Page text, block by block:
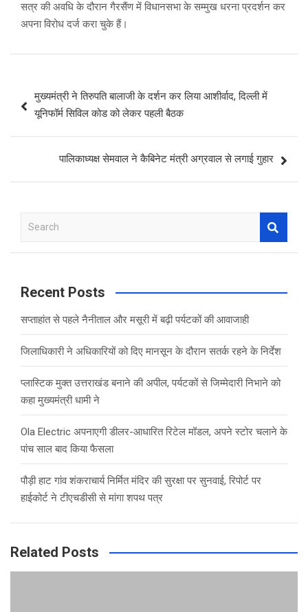
सत्र की अवधि के दौरान गैरसैंण में विधानसभा के सम्मुख धरना प्रदर्शन कर
अपना विरोध दर्ज करा चुके हैं।
navigation
मुख्यमंत्री ने तिरुपति बालाजी के दर्शन कर लिया आशीर्वाद, दिल्ली में
यूनिफॉर्म सिविल कोड को लेकर पहली बैठक
पालिकाध्यक्ष सेमवाल ने कैबिनेट मंत्री अग्रवाल से लगाई गुहार
a
c
Recent Posts
सप्ताहांत से पहले नैनीताल और मसूरी में बढ़ी पर्यटकों की आवाजाही
जिलाधिकारी ने अधिकारियों को दिए मानसून के दौरान सतर्क रहने के निर्देश
प्लास्टिक मुक्त उत्तराखंड बनाने की अपील, पर्यटकों से जिम्मेदारी निभाने को
कहा मुख्यमंत्री धामी ने
Ola Electric अपनाएगी डीलर-आधारित रिटेल मॉडल, अपने स्टोर चलाने के
पांच साल बाद किया फैसला
पौड़ी हाट गांव शंकराचार्य निर्मित मंदिर की सुरक्षा पर सुनवाई, रिपोर्ट पर
हाईकोर्ट ने टीएचडीसी से मांगा शपथ पत्र
Related Posts